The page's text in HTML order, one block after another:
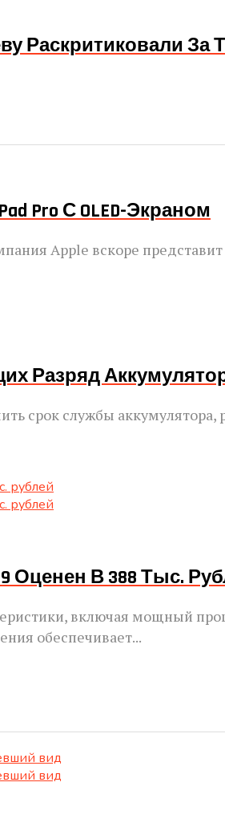
Раскритиковали За
Pro С OLED-Экраном
Apple вскоре
Разряд
срок службы аккумулятора,
I9 Оценен В 388 Тыс.
включая мощный
обеспечивает...